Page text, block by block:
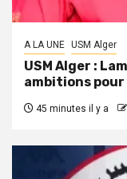
A LA UNE USM Alger
USM Alger :
ambitions pour
45 minutes il y a